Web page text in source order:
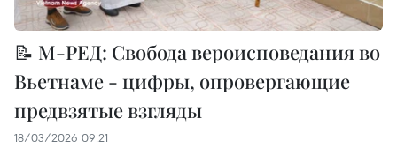
📝 М-РЕД: Свобода вероисповедания во
Вьетнаме - цифры, опровергающие
предвзятые взгляды
18/03/2026 09:21